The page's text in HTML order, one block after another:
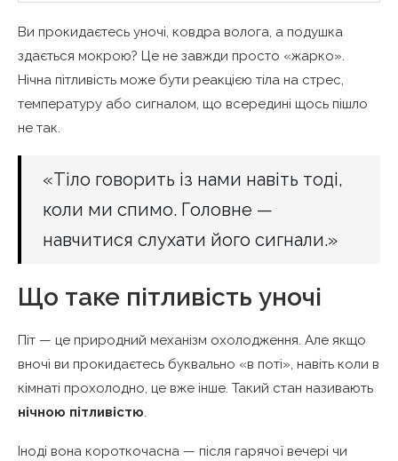
Ви прокидаєтесь уночі, ковдра волога, а подушка
здається мокрою? Це не завжди просто «жарко».
Нічна пітливість може бути реакцією тіла на стрес,
температуру або сигналом, що всередині щось пішло
не так.
«Тіло говорить із нами навіть тоді,
коли ми спимо. Головне —
навчитися слухати його сигнали.»
Що таке пітливість уночі
Піт — це природний механізм охолодження. Але якщо
вночі ви прокидаєтесь буквально «в поті», навіть коли в
кімнаті прохолодно, це вже інше. Такий стан називають
нічною пітливістю.
Іноді вона короткочасна — після гарячої вечері чи